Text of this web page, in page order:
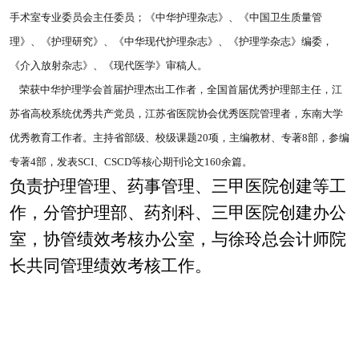
手术室专业委员会主任委员；《中华护理杂志》、《中国卫生质量管
理》、《护理研究》、《中华现代护理杂志》、《护理学杂志》编委，
《介入放射杂志》、《现代医学》审稿人。
荣获中华护理学会首届护理杰出工作者，全国首届优秀护理部主任，江
苏省高校系统优秀共产党员，江苏省医院协会优秀医院管理者，东南大学
优秀教育工作者。 主持省部级、校级课题20项，主编教材、专著8部，参编
专著4部，发表SCI、CSCD等核心期刊论文160余篇。
负责护理管理、 药事管理、 三甲医院创建等工
作，分管护理部、药剂科、三甲医院创建办公
室，协管绩效考核办公室，与徐玲总会计师院
长共同管理绩效考核工作。